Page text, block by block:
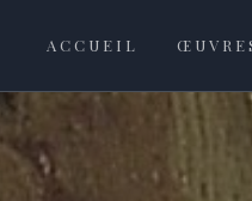
ACCUEIL